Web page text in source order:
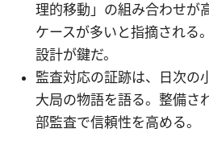
理的移動」の組み合わせが
ケースが多いと指摘される
設計が鍵だ。
監査対応の証跡は、日次の
大局の物語を語る。整備さ
部監査で信頼性を高める。